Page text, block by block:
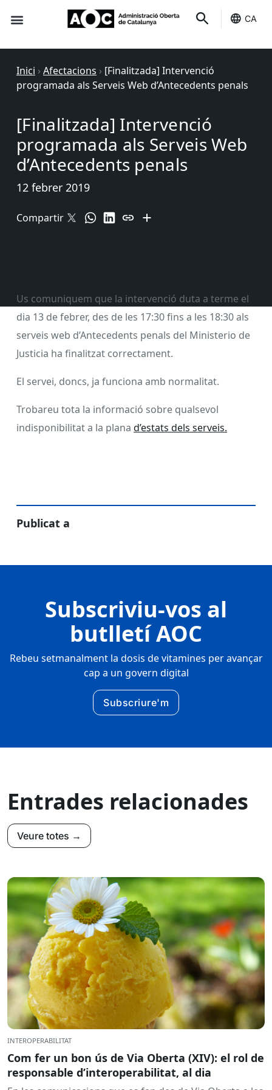
CA
Inici › Afectacions › [Finalitzada] Intervenció
programada als Serveis Web d’Antecedents penals
[Finalitzada] Intervenció
programada als Serveis Web
d’Antecedents penals
12 febrer 2019
Compartir
Us comuniquem que la intervenció duta a terme el
dia 13 de febrer, des de les 17:30 fins a les 18:30 als
serveis web d’Antecedents penals del Ministerio de
Justicia ha finalitzat correctament.
El servei, doncs, ja funciona amb normalitat.
Trobareu tota la informació sobre qualsevol
indisponibilitat a la plana d’estats dels serveis.
Publicat a
Subscriviu-vos al
butlletí AOC
Rebeu setmanalment la dosis de vitamines per avançar
cap a un govern digital
Subscriure'm
Entrades relacionades
Veure totes →
INTEROPERABILITAT
Com fer un bon ús de Via Oberta (XIV): el rol de
responsable d’interoperabilitat, al dia